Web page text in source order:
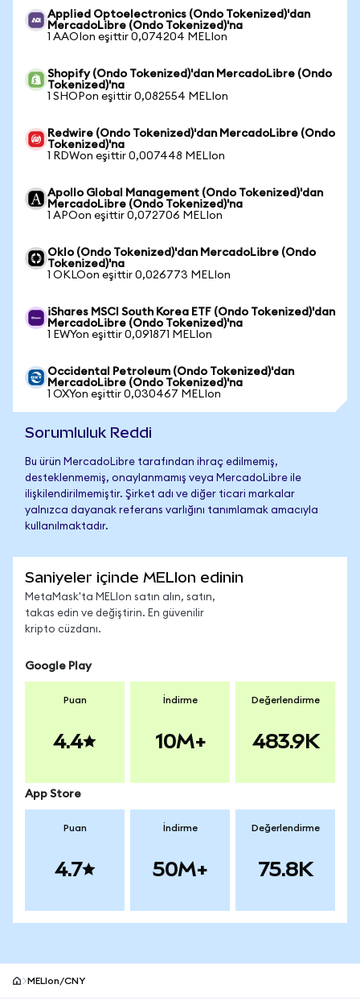
Applied Optoelectronics (Ondo Tokenized)'dan
MercadoLibre (Ondo Tokenized)'na
1 AAOIon eşittir 0,074204 MELIon
Shopify (Ondo Tokenized)'dan MercadoLibre (Ondo
Tokenized)'na
1 SHOPon eşittir 0,082554 MELIon
Redwire (Ondo Tokenized)'dan MercadoLibre (Ondo
Tokenized)'na
1 RDWon eşittir 0,007448 MELIon
Apollo Global Management (Ondo Tokenized)'dan
MercadoLibre (Ondo Tokenized)'na
1 APOon eşittir 0,072706 MELIon
Oklo (Ondo Tokenized)'dan MercadoLibre (Ondo
Tokenized)'na
1 OKLOon eşittir 0,026773 MELIon
iShares MSCI South Korea ETF (Ondo Tokenized)'dan
MercadoLibre (Ondo Tokenized)'na
1 EWYon eşittir 0,091871 MELIon
Occidental Petroleum (Ondo Tokenized)'dan
MercadoLibre (Ondo Tokenized)'na
1 OXYon eşittir 0,030467 MELIon
Sorumluluk Reddi
Bu ürün MercadoLibre tarafından ihraç edilmemiş,
desteklenmemiş, onaylanmamış veya MercadoLibre ile
ilişkilendirilmemiştir. Şirket adı ve diğer ticari markalar
yalnızca dayanak referans varlığını tanımlamak amacıyla
kullanılmaktadır.
Saniyeler içinde MELIon edinin
MetaMask'ta MELIon satın alın, satın,
takas edin ve değiştirin. En güvenilir
kripto cüzdanı.
Google Play
Puan
4.4
İndirme
10M+
Değerlendirme
483.9K
App Store
Puan
4.7
İndirme
50M+
Değerlendirme
75.8K
MELIon/CNY